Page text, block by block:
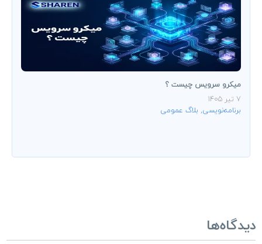
میکرو سرویس چیست ؟
7 تیر 1405
برنامه‌نویسی, بلاگ عمومی
دیدگاه‌ها